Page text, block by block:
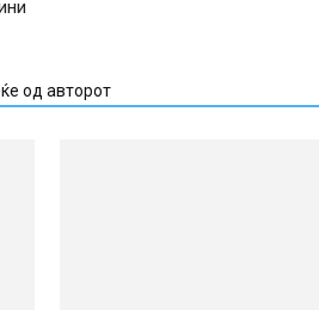
од авторот